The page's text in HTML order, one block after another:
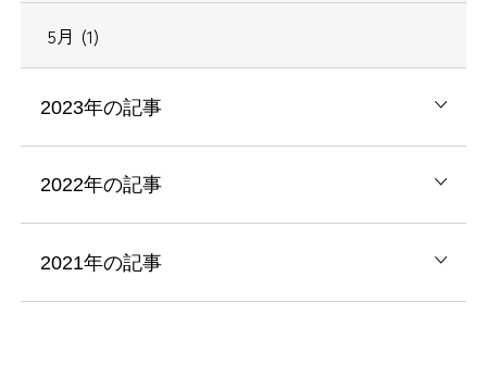
5月 (1)
2023年の記事
2022年の記事
2021年の記事